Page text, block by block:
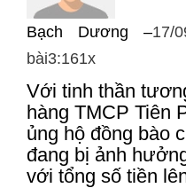
Bạch Dương –17/
bài3:161x
Với tinh thần
hàng TMCP Tiên
ủng hộ đồng bào
đang bị ảnh
với tổng số tiền